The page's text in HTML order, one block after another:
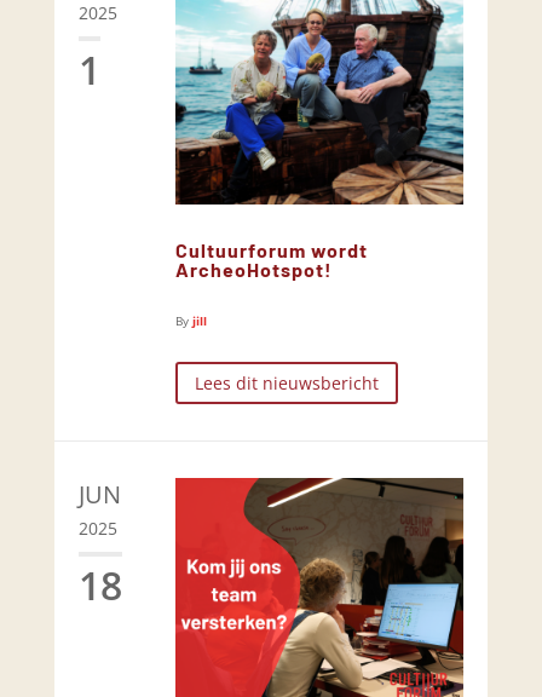
2025
1
Cultuurforum wordt
ArcheoHotspot!
By jill
Lees dit nieuwsbericht
JUN
2025
18